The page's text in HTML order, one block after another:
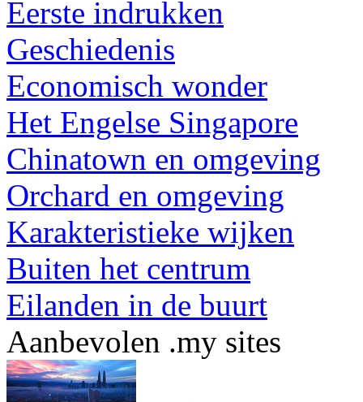
Eerste indrukken
Geschiedenis
Economisch wonder
Het Engelse Singapore
Chinatown en omgeving
Orchard en omgeving
Karakteristieke wijken
Buiten het centrum
Eilanden in de buurt
Aanbevolen .my sites